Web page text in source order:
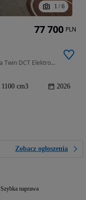
1 / 6
1100 cm3 • 102 KM • HONDA CRF1100 Afryka Twin DCT Elektroniczne zawieszenie
1100 cm3 2026
Zobacz ogłoszenia
Szybka naprawa
77 700 PLN